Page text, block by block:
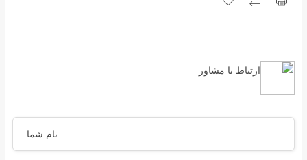
ارتباط با مشاور